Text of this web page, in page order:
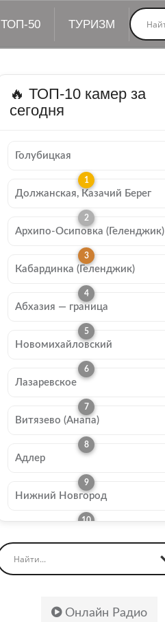
ТОП-50 ТУРИЗМ
🔥 ТОП-10 камер за
сегодня
Голубицкая
Должанская, Казачий Берег
Архипо-Осиповка (Геленджик)
Кабардинка (Геленджик)
Абхазия — граница
Новомихайловский
Лазаревское
Витязево (Анапа)
Адлер
Нижний Новгород
Онлайн Радио